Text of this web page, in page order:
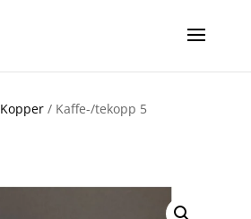
Kopper/ Kaffe-/tekopp 5